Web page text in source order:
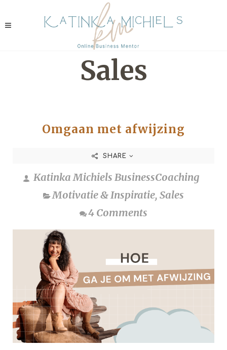
Sales
Omgaan met afwijzing
SHARE
Katinka Michiels BusinessCoaching
Motivatie & Inspiratie, Sales
4 Comments